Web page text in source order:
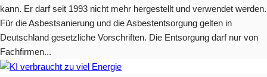
kann. Er darf seit 1993 nicht mehr hergestellt und verwendet werden.
Für die Asbestsanierung und die Asbestentsorgung gelten in
Deutschland gesetzliche Vorschriften. Die Entsorgung darf nur von
Fachfirmen...